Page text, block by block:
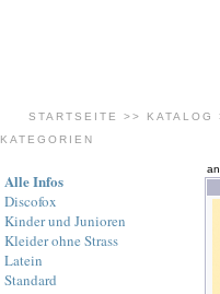
STARTSEITE >> KATALOG
KATEGORIEN
Alle Infos
Discofox
Kinder und Junioren
Kleider ohne Strass
Latein
Standard